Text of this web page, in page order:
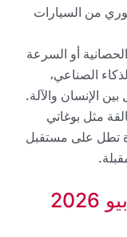
ثوري من السيارات
أو السرعة
الصناعي،
بين الإنسان والآلة.
مثل بوغاتي
تطل على مستقبل